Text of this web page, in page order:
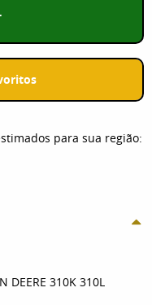
para sua região:
DEERE 310K 310L